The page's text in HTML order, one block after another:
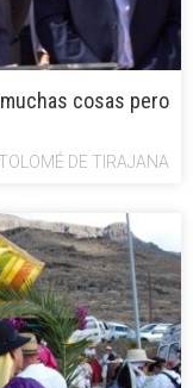
cosas pero
DE TIRAJANA